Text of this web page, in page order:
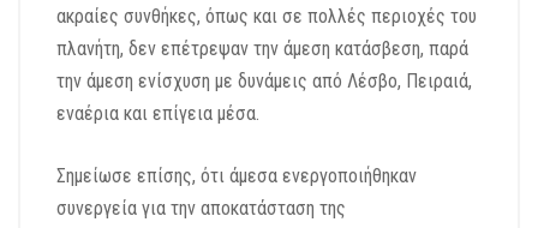
ακραίες συνθήκες, όπως και σε πολλές περιοχές του
πλανήτη, δεν επέτρεψαν την άμεση κατάσβεση, παρά
την άμεση ενίσχυση με δυνάμεις από Λέσβο, Πειραιά,
εναέρια και επίγεια μέσα.
Σημείωσε επίσης, ότι άμεσα ενεργοποιήθηκαν
συνεργεία για την αποκατάσταση της